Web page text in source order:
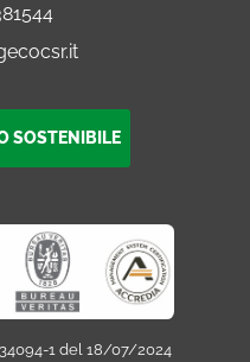
SOSTENIBILE
1 del 18/07/2024